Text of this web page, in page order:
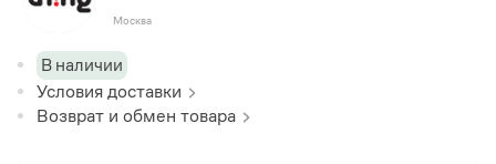
Москва
В наличии
Условия доставки
Возврат и обмен товара